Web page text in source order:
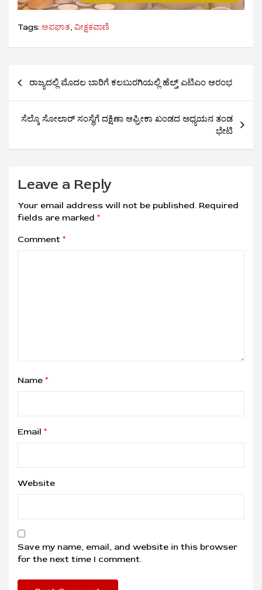
Tags: ಅಪಘಾತ, ವೀಕ್ಷಕವಾಣಿ
navigation
ರಾಜ್ಯದಲ್ಲಿ ಮೊದಲ ಬಾರಿಗೆ ಕಲಬುರಗಿಯಲ್ಲಿ ಹೆಲ್ತ್ ಎಟಿಎಂ ಆರಂಭ
ಸೆಲ್ಕೊ ಸೋಲಾರ್ ಸಂಸ್ಥೆಗೆ ದಕ್ಷಿಣಾ ಆಫ್ರೀಕಾ ಖಂಡದ ಅಧ್ಯಯನ ತಂಡ
ಭೇಟಿ
Leave a Reply
Your email address will not be published. Required
fields are marked *
Comment *
Name *
Email *
Website
Save my name, email, and website in this browser
for the next time I comment.